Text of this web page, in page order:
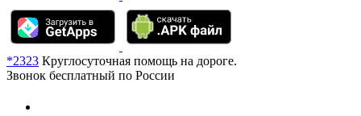
*2323 Круглосуточная помощь на дороге.
Звонок бесплатный по России